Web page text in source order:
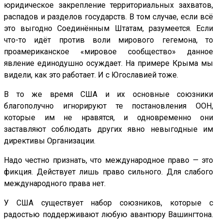
юридическое закрепление территориальных захватов,
распадов и разделов государств. В том случае, если всё
это выгодно Соединённым Штатам, разумеется. Если
что-то идёт против воли мирового гегемона, то
проамериканское «мировое сообщество» данное
явление единодушно осуждает. На примере Крыма мы
видели, как это работает. И с Югославией тоже.
В то же время США и их основные союзники
благополучно игнорируют те постановления ООН,
которые им не нравятся, и одновременно они
заставляют соблюдать других явно невыгодные им
директивы Организации.
Надо честно признать, что международное право — это
фикция. Действует лишь право сильного. Для слабого
международного права нет.
У США существует набор союзников, которые с
радостью поддерживают любую авантюру Вашингтона.